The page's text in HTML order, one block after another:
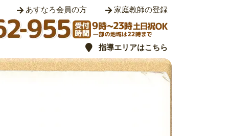
あすなろ会員の方 家庭教師の登録
指導エリアはこちら